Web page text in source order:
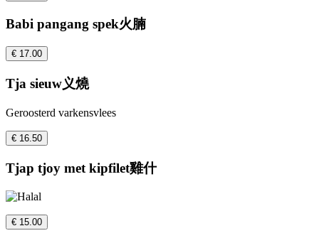
Babi pangang spek火腩
€ 17.00
Tja sieuw义燒
Geroosterd varkensvlees
€ 16.50
Tjap tjoy met kipfilet雞什
€ 15.00